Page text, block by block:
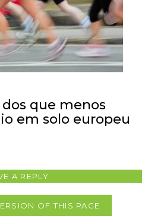
que menos
em solo europeu
A REPLY
OF THIS PAGE